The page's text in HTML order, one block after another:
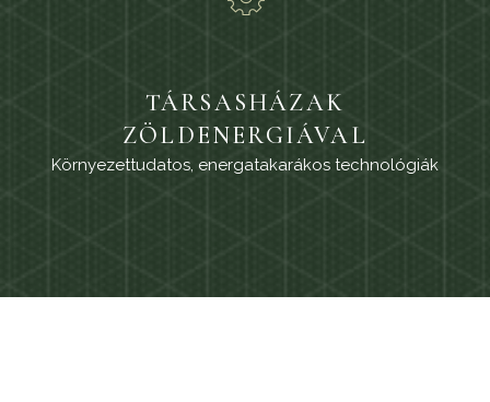
TÁRSASHÁZAK
ZÖLDENERGIÁVAL
Környezettudatos, energatakarákos technológiák